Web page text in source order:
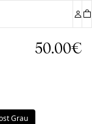
50.00€
Grau